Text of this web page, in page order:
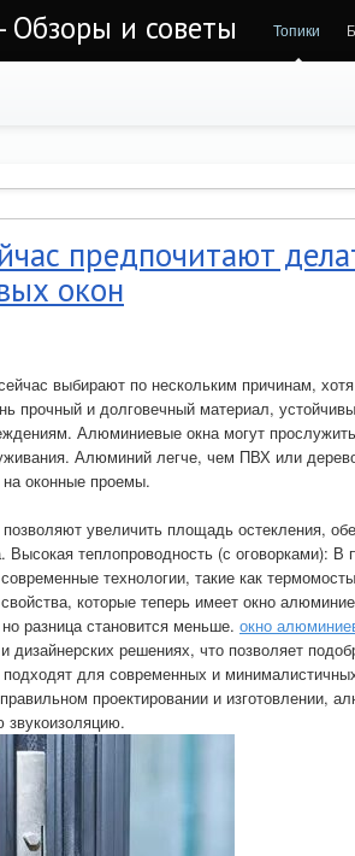
Обзоры и советы Топики
предпочитают
окон
выбирают по нескольким причинам, хотя
прочный и долговечный материал,
Алюминиевые окна могут
Алюминий легче, чем ПВХ или
оконные проемы.
увеличить площадь остекления,
Высокая теплопроводность (с оговорками):
технологии, такие как
которые теперь имеет окно
разница становится меньше. окно
дизайнерских решениях, что позволяет
для современных и
проектировании и изготовлении,
звукоизоляцию.